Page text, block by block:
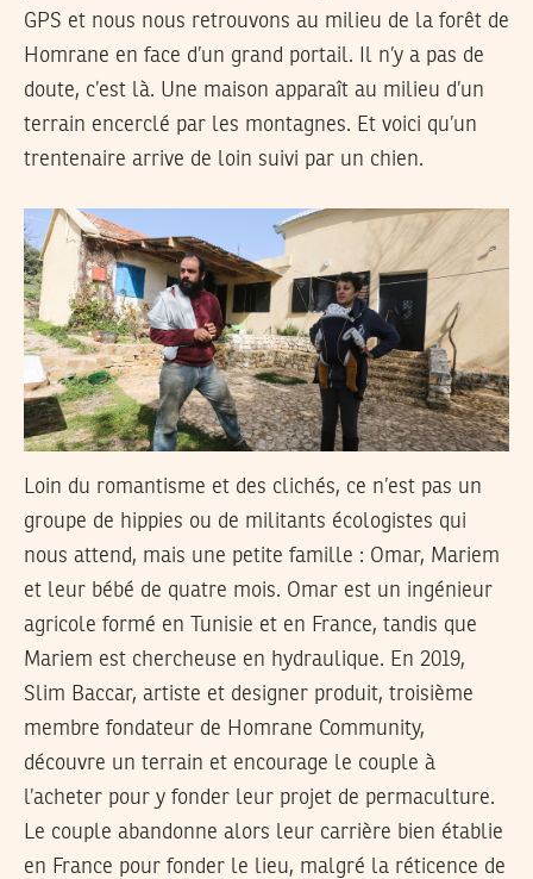
GPS et nous nous retrouvons au milieu de la forêt de
Homrane en face d’un grand portail. Il n’y a pas de
doute, c’est là. Une maison apparaît au milieu d’un
terrain encerclé par les montagnes. Et voici qu’un
trentenaire arrive de loin suivi par un chien.
Loin du romantisme et des clichés, ce n’est pas un
groupe de hippies ou de militants écologistes qui
nous attend, mais une petite famille : Omar, Mariem
et leur bébé de quatre mois. Omar est un ingénieur
agricole formé en Tunisie et en France, tandis que
Mariem est chercheuse en hydraulique. En 2019,
Slim Baccar, artiste et designer produit, troisième
membre fondateur de Homrane Community,
découvre un terrain et encourage le couple à
l’acheter pour y fonder leur projet de permaculture.
Le couple abandonne alors leur carrière bien établie
en France pour fonder le lieu, malgré la réticence de